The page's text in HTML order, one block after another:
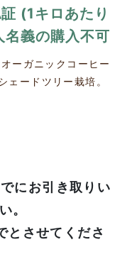
(1キロあたり
義の購入不可
ーガニックコーヒー
ェードツリー栽培。
にお引き取りい
。
とさせてくださ